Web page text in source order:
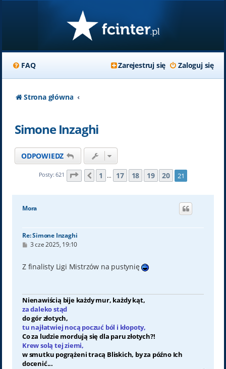
FAQ Zaloguj się
Zarejestruj się
Strona główna
Simone Inzaghi
ODPOWIEDZ
Posty: 621 Strona 21 z21
Poprzednia
1 … 17 18 19 20 21
Mora
Re: Simone Inzaghi
P
t
3 cze 2025, 19:10
Z finalisty Ligi Mistrzów na pustynię
Nienawiścią bije każdy mur, każdy kąt,
za daleko stąd
do gór złotych,
tu najłatwiej nocą poczuć ból i kłopoty,
Co za ludzie mordują się dla paru złotych?!
Krew solą tej ziemi,
w smutku pogrążeni tracą Bliskich, by za późno Ich
docenić...